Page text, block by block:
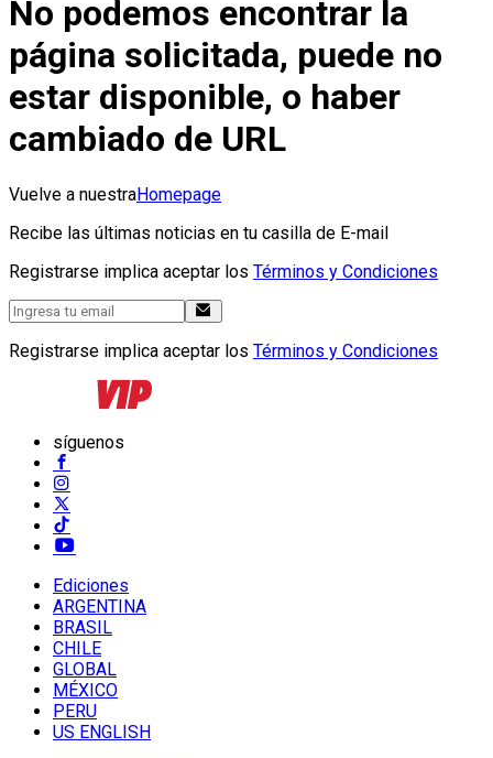
No podemos encontrar la
página solicitada, puede no
estar disponible, o haber
cambiado de URL
Vuelve a nuestraHomepage
Recibe las últimas noticias en tu casilla de E-mail
Registrarse implica aceptar los Términos y Condiciones
Registrarse implica aceptar los Términos y Condiciones
síguenos
Ediciones
ARGENTINA
BRASIL
CHILE
GLOBAL
MÉXICO
PERU
US ENGLISH